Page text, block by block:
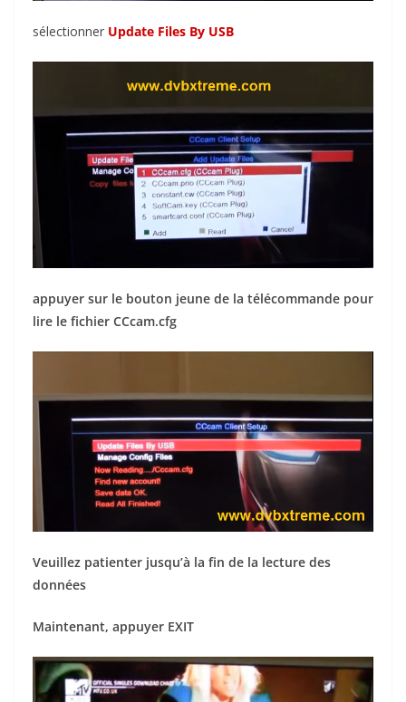
sélectionner Update Files By USB
appuyer sur le bouton jeune de la télécommande pour
lire le fichier CCcam.cfg
Veuillez patienter jusqu’à la fin de la lecture des
données
Maintenant, appuyer EXIT